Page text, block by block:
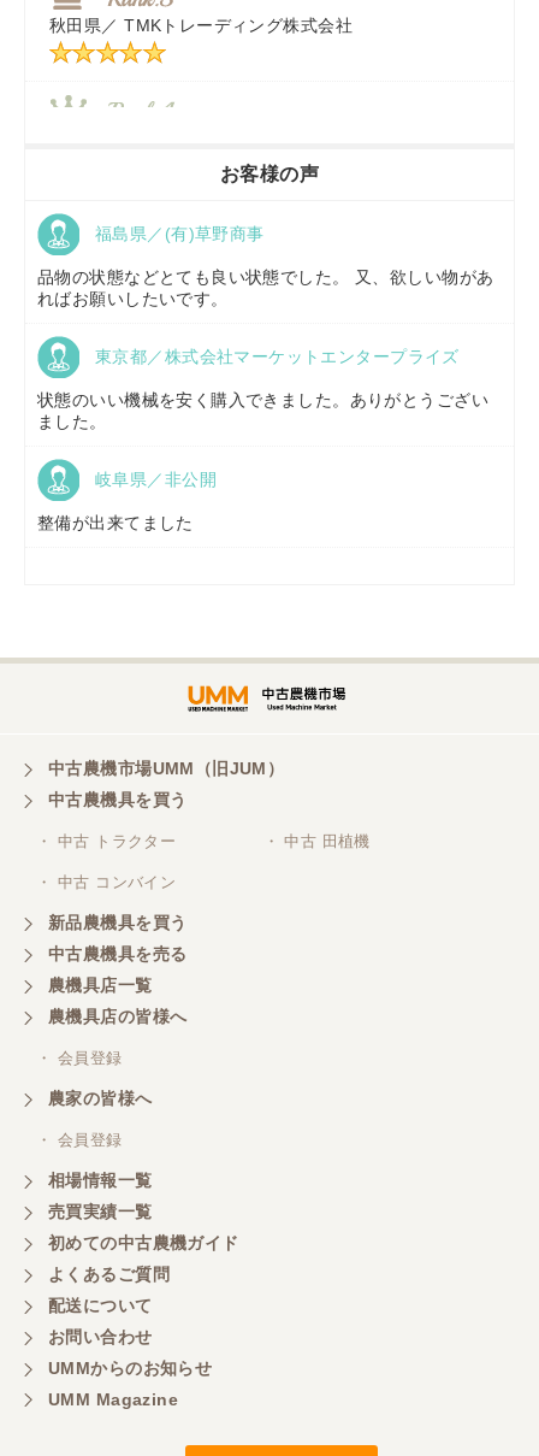
秋田県／ TMKトレーディング株式会社
秋田県／ TMKトレーディング株式会社
京都府／
福島県／(有)草野商事
山形県／株式会社ノーキステージ
株式会社トミタモータース
お客様の声
福島県／(有)草野商事
品物の状態などとても良い状態でした。 又、欲しい物があ
ればお願いしたいです。
東京都／株式会社マーケットエンタープライズ
状態のいい機械を安く購入できました。ありがとうござい
ました。
岐阜県／非公開
整備が出来てました
中古農機市場UMM（旧JUM）
中古農機具を買う
・ 中古 トラクター ・ 中古 田植機
・ 中古 コンバイン
新品農機具を買う
中古農機具を売る
農機具店一覧
農機具店の皆様へ
・ 会員登録
農家の皆様へ
・ 会員登録
相場情報一覧
売買実績一覧
初めての中古農機ガイド
よくあるご質問
配送について
お問い合わせ
UMMからのお知らせ
UMM Magazine